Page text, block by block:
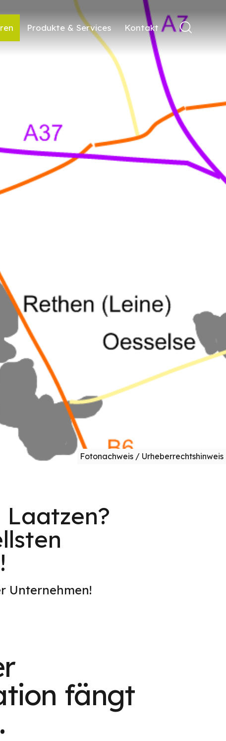
Produkte & Services Kontakt
Fotonachweis / Urheberrechtshinweis
Unternehmen!
fängt